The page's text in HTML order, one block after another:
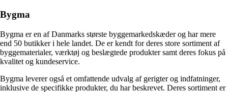
Bygma
Bygma er en af ​​Danmarks største byggemarkedskæder og har mere
end 50 butikker i hele landet. De er kendt for deres store sortiment af
byggematerialer, værktøj og beslægtede produkter samt deres fokus på
kvalitet og kundeservice.
Bygma leverer også et omfattende udvalg af gerigter og indfatninger,
inklusive de specifikke produkter, du har beskrevet. Deres sortiment er